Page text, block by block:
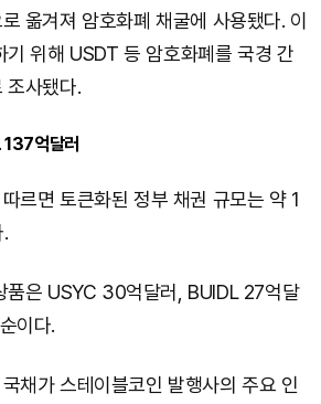
옮겨져 암호화폐 채굴에 사용됐다. 이
기 위해 USDT 등 암호화폐를 국경 간
조사됐다.
137억달러
르면 토큰화된 정부 채권 규모는 약 1
품은 USYC 30억달러, BUIDL 27억달
이다.
채가 스테이블코인 발행사의 주요 인